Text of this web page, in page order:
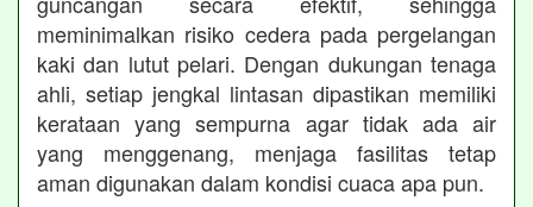
meminimalkan risiko cedera pada pergelangan
kaki dan lutut pelari. Dengan dukungan tenaga
ahli, setiap jengkal lintasan dipastikan memiliki
kerataan yang sempurna agar tidak ada air
yang menggenang, menjaga fasilitas tetap
aman digunakan dalam kondisi cuaca apa pun.